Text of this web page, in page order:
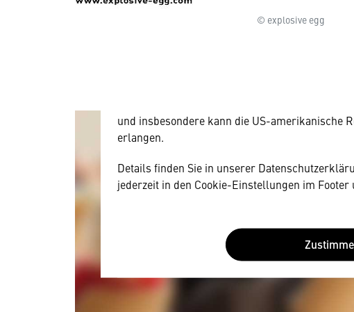
© explosive egg
Wir benötigen Ihre Zustimmung
und insbesondere kann die US-amerikanische
erlangen.
Details finden Sie in unserer
jederzeit in den Cookie-Einstellungen im